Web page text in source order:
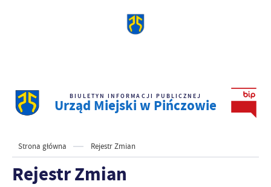
BIULETYN INFORMACJI PUBLICZNEJ
Urząd Miejski w Pińczowie
Strona główna Rejestr Zmian
Rejestr Zmian